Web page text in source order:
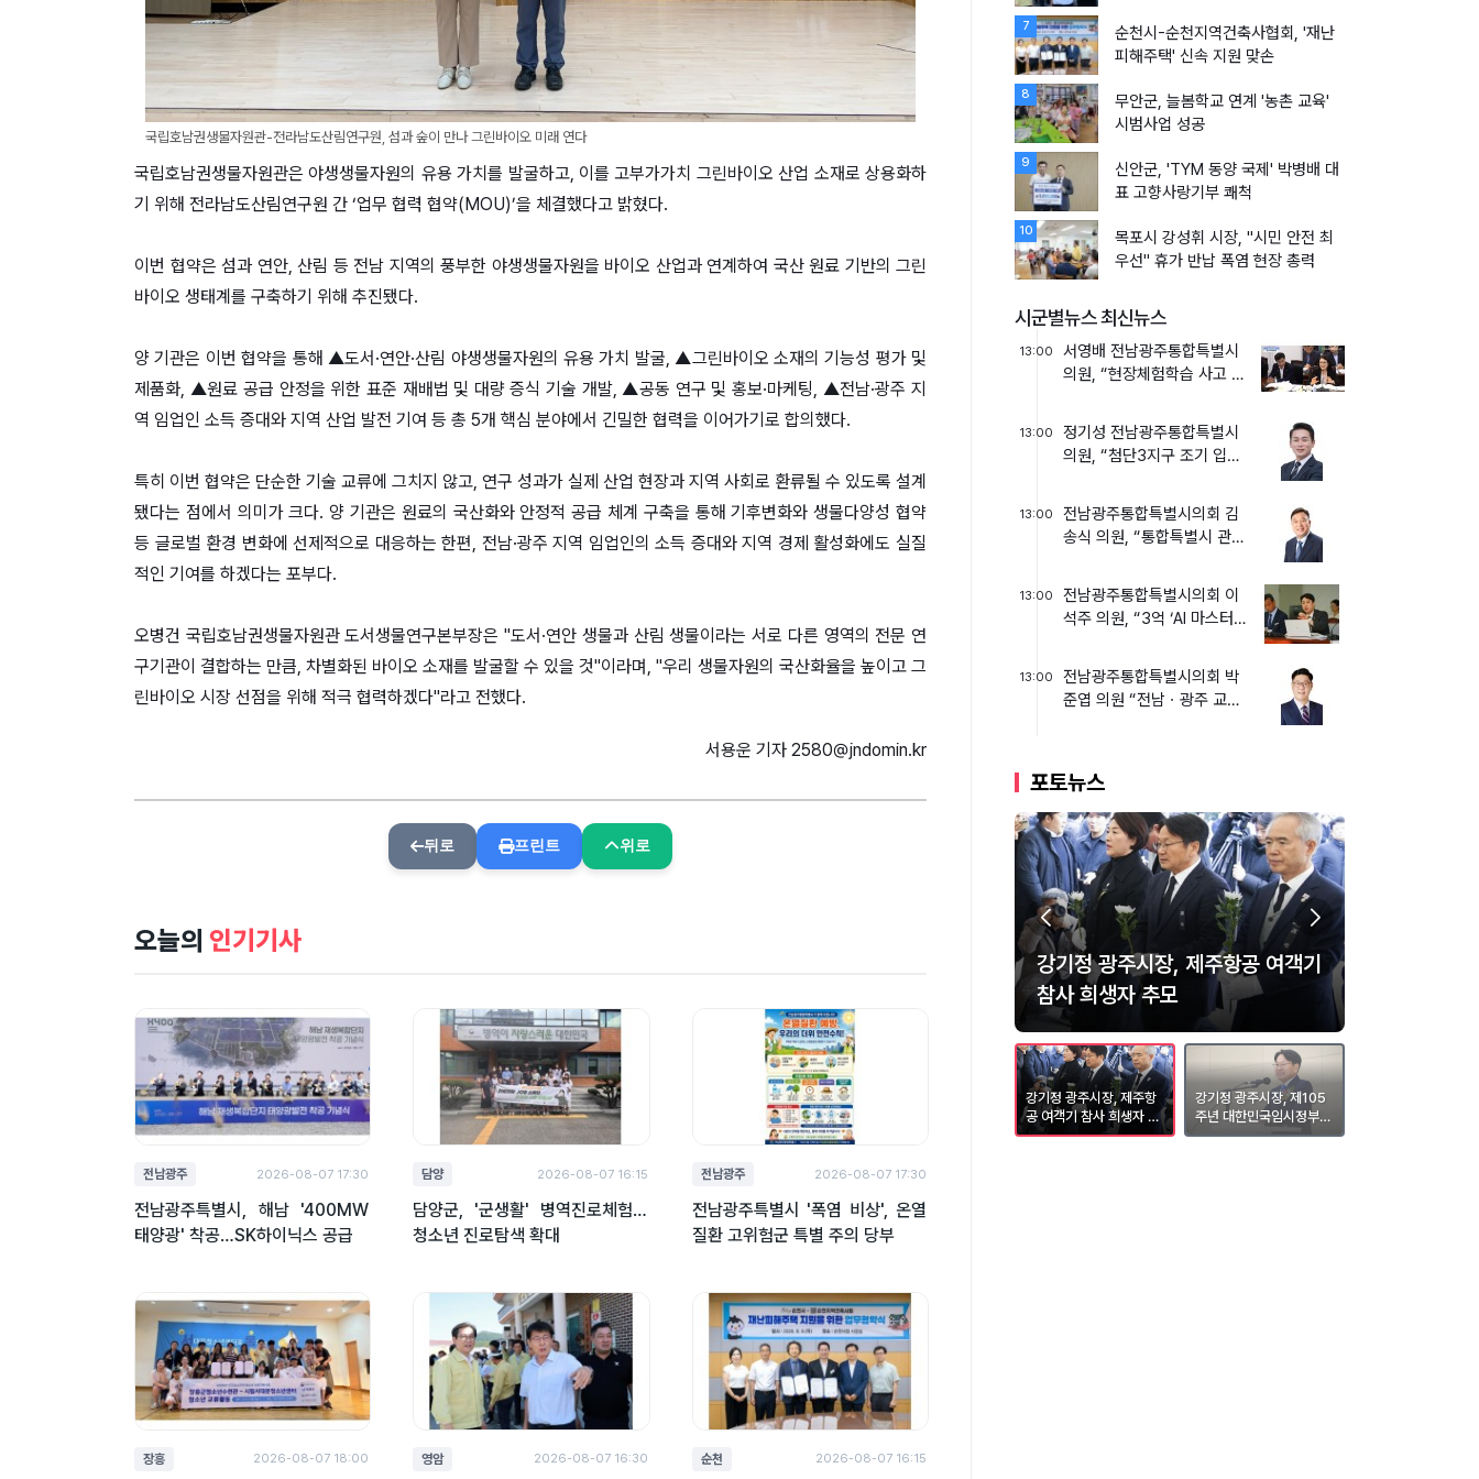
국립호남권생물자원관-전라남도산림연구원, 섬과 숲이 만나 그린바이오 미래 연다
국립호남권생물자원관은 야생생물자원의 유용 가치를 발굴하고, 이를 고부가가치 그린바이오 산업 소재로 상용화하
기 위해 전라남도산림연구원 간 ‘업무 협력 협약(MOU)’을 체결했다고 밝혔다.
이번 협약은 섬과 연안, 산림 등 전남 지역의 풍부한 야생생물자원을 바이오 산업과 연계하여 국산 원료 기반의 그린
바이오 생태계를 구축하기 위해 추진됐다.
양 기관은 이번 협약을 통해 ▲도서·연안·산림 야생생물자원의 유용 가치 발굴, ▲그린바이오 소재의 기능성 평가 및
제품화, ▲원료 공급 안정을 위한 표준 재배법 및 대량 증식 기술 개발, ▲공동 연구 및 홍보·마케팅, ▲전남·광주 지
역 임업인 소득 증대와 지역 산업 발전 기여 등 총 5개 핵심 분야에서 긴밀한 협력을 이어가기로 합의했다.
특히 이번 협약은 단순한 기술 교류에 그치지 않고, 연구 성과가 실제 산업 현장과 지역 사회로 환류될 수 있도록 설계
됐다는 점에서 의미가 크다. 양 기관은 원료의 국산화와 안정적 공급 체계 구축을 통해 기후변화와 생물다양성 협약
등 글로벌 환경 변화에 선제적으로 대응하는 한편, 전남·광주 지역 임업인의 소득 증대와 지역 경제 활성화에도 실질
적인 기여를 하겠다는 포부다.
오병건 국립호남권생물자원관 도서생물연구본부장은 "도서·연안 생물과 산림 생물이라는 서로 다른 영역의 전문 연
구기관이 결합하는 만큼, 차별화된 바이오 소재를 발굴할 수 있을 것"이라며, "우리 생물자원의 국산화율을 높이고 그
린바이오 시장 선점을 위해 적극 협력하겠다"라고 전했다.
서용운 기자 2580@jndomin.kr
뒤로 프린트 위로
오늘의 인기기사
전남광주 2026-08-07 17:30
전남광주특별시, 해남 '400MW
태양광' 착공…SK하이닉스 공급
담양 2026-08-07 16:15
담양군, '군생활' 병역진로체험…
청소년 진로탐색 확대
전남광주 2026-08-07 17:30
전남광주특별시 '폭염 비상', 온열
질환 고위험군 특별 주의 당부
장흥 2026-08-07 18:00 영암 2026-08-07 16:30 순천 2026-08-07 16:15
7
순천시-순천지역건축사협회, '재난
피해주택' 신속 지원 맞손
8
무안군, 늘봄학교 연계 '농촌 교육'
시범사업 성공
9
신안군, 'TYM 동양 국제' 박병배 대
표 고향사랑기부 쾌척
10
목포시 강성휘 시장, "시민 안전 최
우선" 휴가 반납 폭염 현장 총력
시군별뉴스 최신뉴스
13:00
서영배 전남광주통합특별시
의원, “현장체험학습 사고 책
선...
13:00
정기성 전남광주통합특별시
의원, “첨단3지구 조기 입주,
13:00
전남광주통합특별시의회 김
송식 의원, “통합특별시 관광,
13:00
전남광주통합특별시의회 이
석주 의원, “3억 ‘AI 마스터플
13:00
전남광주통합특별시의회 박
준엽 의원 “전남ㆍ광주 교육
포토뉴스
광주&#8231;전남 설맞이 직거래
상생장터 성료
강기정 광주시장, 제주항공 여객기
참사 희생자 추모
강기정 광주시장, 제105주년 대한
민국임시정부수립 기념식 참석
강기정 광주광역시장, KIA타이거
즈 홈 개막전 시구
강기정 광주시장, 제주항
공 여객기 참사 희생자 추
모
강기정 광주시장, 제105
주년 대한민국임시정부수
립 기념식 참석